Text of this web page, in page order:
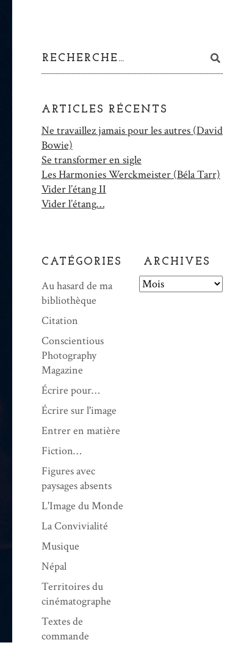
ARTICLES RÉCENTS
Ne travaillez jamais pour les autres (David
Bowie)
Se transformer en sigle
Les Harmonies Werckmeister (Béla Tarr)
Vider l’étang II
Vider l’étang…
CATÉGORIES
Au hasard de ma
bibliothèque
Citation
Conscientious
Photography
Magazine
Écrire pour…
Écrire sur l'image
Entrer en matière
Fiction…
Figures avec
paysages absents
L'Image du Monde
La Convivialité
Musique
Népal
Territoires du
cinématographe
Textes de
commande
ARCHIVES
A